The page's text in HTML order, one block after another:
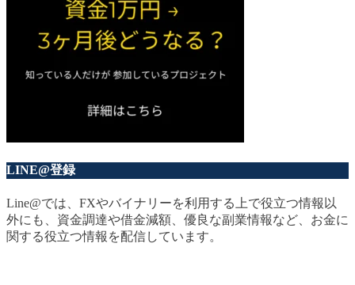
LINE@登録
Line@では、FXやバイナリーを利用する上で役立つ情報以
外にも、資金調達や借金減額、優良な副業情報など、お金に
関する役立つ情報を配信しています。